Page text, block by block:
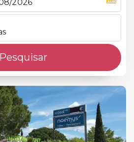
2026
Pesquisar